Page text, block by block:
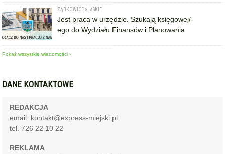
ZĄBKOWICE ŚLĄSKIE
Jest praca w urzędzie. Szukają księgowej/-
ego do Wydziału Finansów i Planowania
Pokaż wszystkie wiadomości ›
DANE KONTAKTOWE
REDAKCJA
email: kontakt@express-miejski.pl
tel. 726 22 10 22
REKLAMA